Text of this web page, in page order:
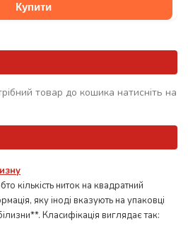
Купити
товар до кошика натисніть на
кількість ниток на квадратний
яку іноді вказують на упаковці
Класифікація виглядає так: